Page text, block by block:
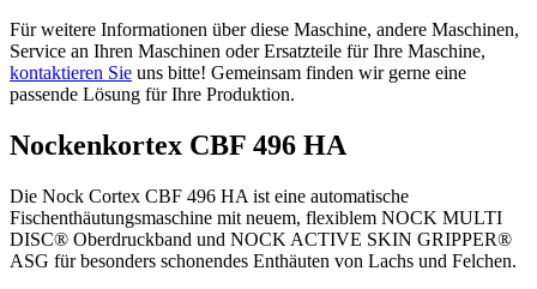
Für weitere Informationen über diese Maschine, andere Maschinen,
Service an Ihren Maschinen oder Ersatzteile für Ihre Maschine,
kontaktieren Sie uns bitte! Gemeinsam finden wir gerne eine
passende Lösung für Ihre Produktion.
Nockenkortex CBF 496 HA
Die Nock Cortex CBF 496 HA ist eine automatische
Fischenthäutungsmaschine mit neuem, flexiblem NOCK MULTI
DISC® Oberdruckband und NOCK ACTIVE SKIN GRIPPER®
ASG für besonders schonendes Enthäuten von Lachs und Felchen.